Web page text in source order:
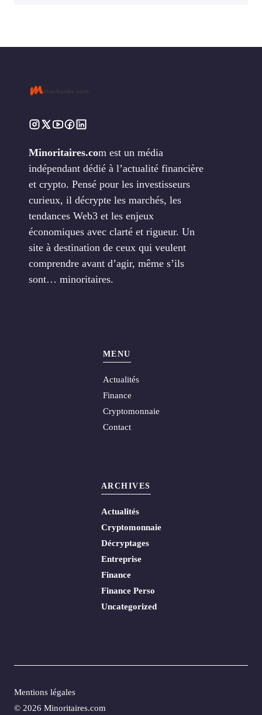
Minoritaires.com est un média
indépendant dédié à l’actualité financière
et crypto. Pensé pour les investisseurs
curieux, il décrypte les marchés, les
tendances Web3 et les enjeux
économiques avec clarté et rigueur. Un
site à destination de ceux qui veulent
comprendre avant d’agir, même s’ils
sont… minoritaires.
MENU
Actualités
Finance
Cryptomonnaie
Contact
ARCHIVES
Actualités
Cryptomonnaie
Décryptages
Entreprise
Finance
Finance Perso
Uncategorized
© 2026 Minoritaires.com
Mentions légales